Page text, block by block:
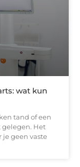
wat kun
tand of een
Het
geen vaste